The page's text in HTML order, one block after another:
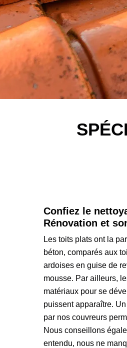
Confiez le
Rénovation et
Les toits plats ont la
béton, comparés aux
ardoises en guise de
mousse. Par ailleurs,
matériaux pour se
puissent apparaître.
par nos couvreurs
Nous conseillons
entendu, nous ne